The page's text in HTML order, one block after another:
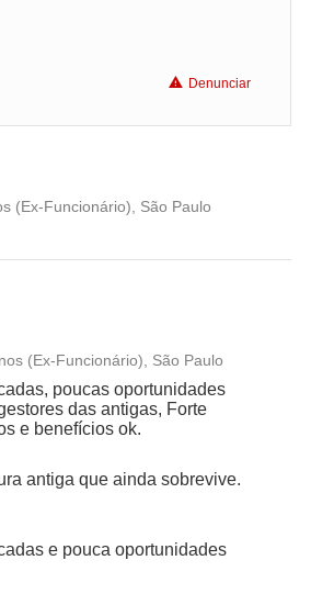
Denunciar
(Ex-Funcionário), São Paulo
vida familiar
(Ex-Funcionário), São Paulo
poucas oportunidades
das antigas, Forte
e benefícios ok.
antiga que ainda sobrevive.
e pouca oportunidades